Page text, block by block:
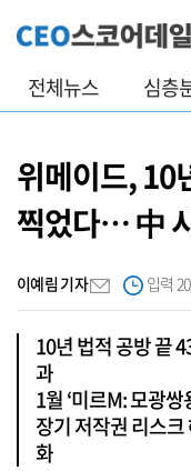
전체뉴스 심층
위메이드, 10
찍었다… 中
이예림 기자 입력
10년 법적 공방 끝
과
1월 ‘미르M: 모광
장기 저작권 리스
화